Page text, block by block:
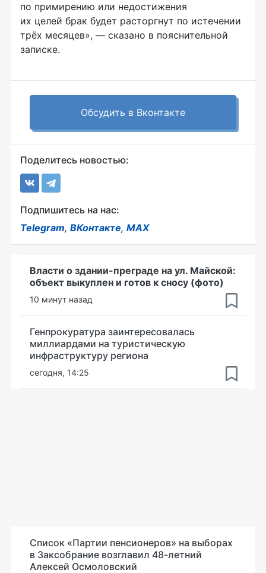
по примирению или недостижения
их целей брак будет расторгнут по истечении
трёх месяцев», — сказано в пояснительной
записке.
Обсудить в Вконтакте
Поделитесь новостью:
Подпишитесь на нас:
Telegram, ВКонтакте, MAX
Власти о здании-преграде на ул. Майской:
объект выкуплен и готов к сносу (фото)
10 минут назад
Генпрокуратура заинтересовалась
миллиардами на туристическую
инфраструктуру региона
сегодня, 14:25
Список «Партии пенсионеров» на выборах
в Заксобрание возглавил 48-летний
Алексей Осмоловский